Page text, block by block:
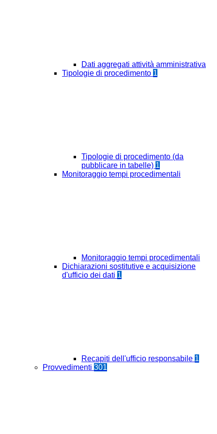
Dati aggregati attività amministrativa
Tipologie di procedimento 1
Tipologie di procedimento (da
pubblicare in tabelle) 1
Monitoraggio tempi procedimentali
Monitoraggio tempi procedimentali
Dichiarazioni sostitutive e acquisizione
d'ufficio dei dati 1
Recapiti dell'ufficio responsabile 1
Provvedimenti 301